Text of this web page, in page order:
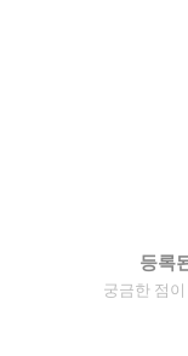
등록
궁금한 점